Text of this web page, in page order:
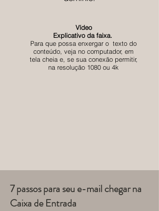
Vídeo
Explicativo da faixa.
Para que possa enxergar o texto do
conteúdo, veja no computador, em
tela cheia e, se sua conexão permitir,
na resolução 1080 ou 4k
7 passos para seu e-mail chegar na
Caixa de Entrada